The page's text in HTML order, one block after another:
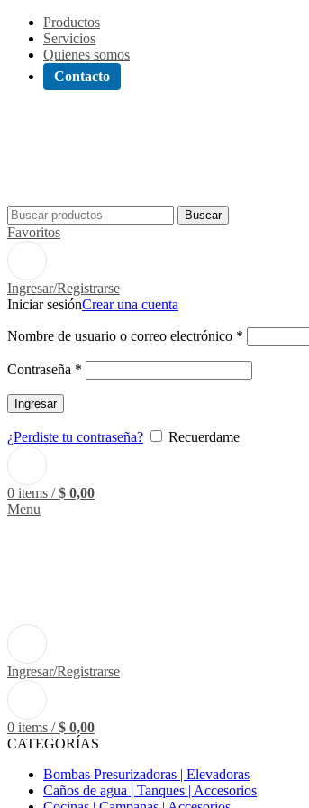
Productos
Servicios
Quienes somos
Contacto
Buscar
Favoritos
Ingresar/Registrarse
Iniciar sesiónCrear una cuenta
Nombre de usuario o correo electrónico *
Contraseña *
Ingresar
¿Perdiste tu contraseña? Recuerdame
0 items / $ 0,00
Menu
Ingresar/Registrarse
0 items / $ 0,00
CATEGORÍAS
Bombas Presurizadoras | Elevadoras
Caños de agua | Tanques | Accesorios